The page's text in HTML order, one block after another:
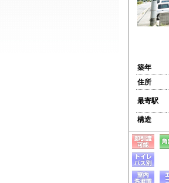
築年
住所
最寄駅
構造